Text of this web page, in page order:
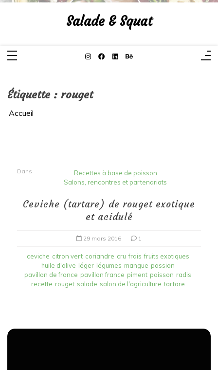
Aller
Salade & Squat
Étiquette : rouget
Accueil
Dans
Recettes à base de poisson
Salons, rencontres et partenariats
Ceviche (tartare) de rouget exotique
et acidulé
29 mars 2016 1
ceviche citron vert coriandre cru frais fruits exotiques
huile d'olive léger légumes mangue passion
pavillon de france pavillon france piment poisson radis
recette rouget salade salon de l'agriculture tartare